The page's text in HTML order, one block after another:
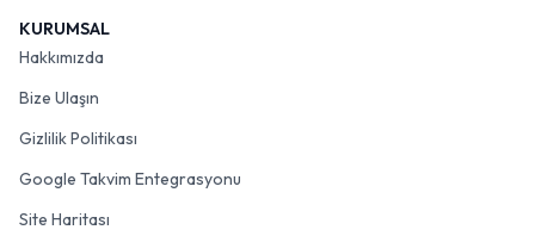
KURUMSAL
Hakkımızda
Bize Ulaşın
Gizlilik Politikası
Google Takvim Entegrasyonu
Site Haritası